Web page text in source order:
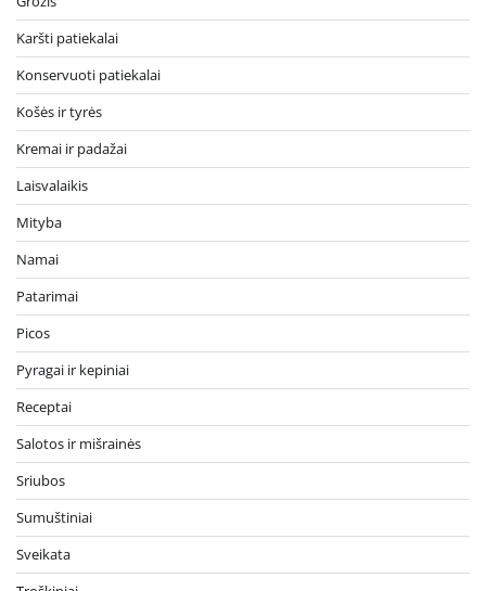
Karšti patiekalai
Konservuoti patiekalai
Košės ir tyrės
Kremai ir padažai
Laisvalaikis
Mityba
Namai
Patarimai
Picos
Pyragai ir kepiniai
Receptai
Salotos ir mišrainės
Sriubos
Sumuštiniai
Sveikata